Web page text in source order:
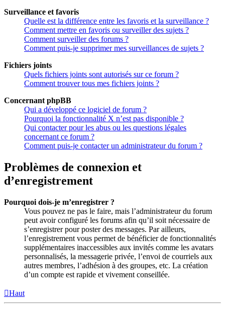
Surveillance et favoris
Quelle est la différence entre les favoris et la surveillance ?
Comment mettre en favoris ou surveiller des sujets ?
Comment surveiller des forums ?
Comment puis-je supprimer mes surveillances de sujets ?
Fichiers joints
Quels fichiers joints sont autorisés sur ce forum ?
Comment trouver tous mes fichiers joints ?
Concernant phpBB
Qui a développé ce logiciel de forum ?
Pourquoi la fonctionnalité X n’est pas disponible ?
Qui contacter pour les abus ou les questions légales
concernant ce forum ?
Comment puis-je contacter un administrateur du forum ?
Problèmes de connexion et
d’enregistrement
Pourquoi dois-je m’enregistrer ?
Vous pouvez ne pas le faire, mais l’administrateur du forum
peut avoir configuré les forums afin qu’il soit nécessaire de
s’enregistrer pour poster des messages. Par ailleurs,
l’enregistrement vous permet de bénéficier de fonctionnalités
supplémentaires inaccessibles aux invités comme les avatars
personnalisés, la messagerie privée, l’envoi de courriels aux
autres membres, l’adhésion à des groupes, etc. La création
d’un compte est rapide et vivement conseillée.
Haut